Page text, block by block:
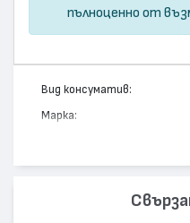
пълноценно от
Вид консуматив:
Марка:
Цвят: